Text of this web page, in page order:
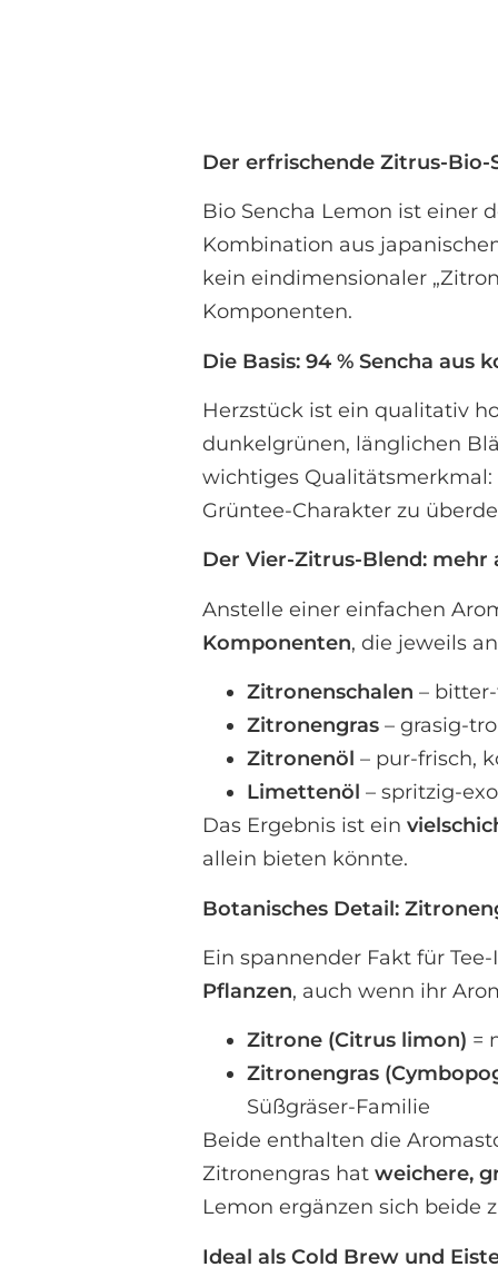
Der erfrischende Zitrus-Bio-
Bio Sencha Lemon ist einer
Kombination aus
kein eindimensionaler
Komponenten.
Die Basis: 94 % Sencha
Herzstück ist ein qualitativ
dunkelgrünen, länglichen
wichtiges
Grüntee-Charakter zu
Der Vier-Zitrus-Blend: mehr
Anstelle einer einfachen
Komponenten, die jeweils
Zitronenschalen –
Zitronengras – grasig-
Zitronenöl – pur-frisch,
Limettenöl – spritzig-
Das Ergebnis ist ein
allein bieten könnte.
Botanisches Detail:
Ein spannender Fakt für
Pflanzen, auch wenn ihr
Zitrone (Citrus limon) =
Zitronengras
Süßgräser-Familie
Beide enthalten die
Zitronengras hat weichere,
Lemon ergänzen sich beide
Ideal als Cold Brew und